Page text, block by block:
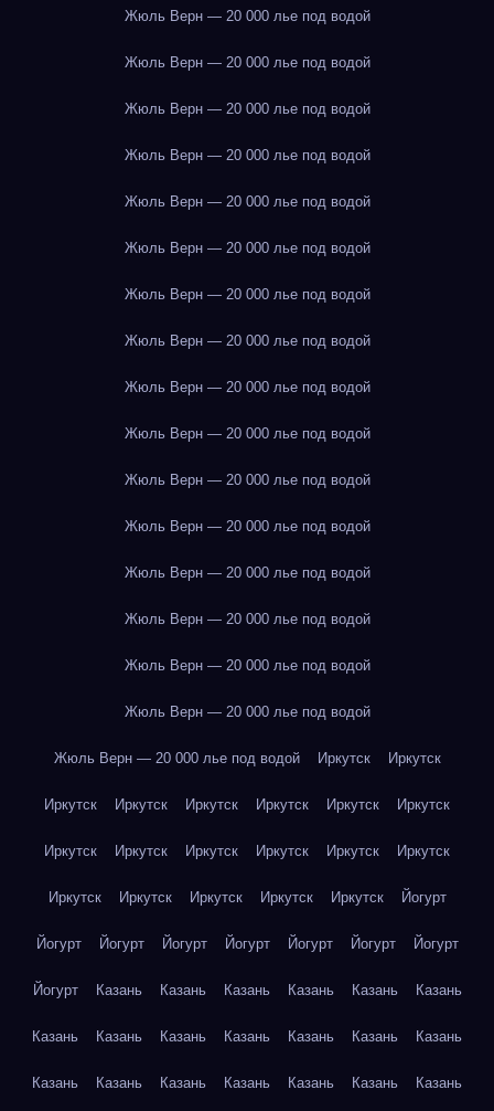
Жюль Верн — 20 000 лье под водой
Жюль Верн — 20 000 лье под водой
Жюль Верн — 20 000 лье под водой
Жюль Верн — 20 000 лье под водой
Жюль Верн — 20 000 лье под водой
Жюль Верн — 20 000 лье под водой
Жюль Верн — 20 000 лье под водой
Жюль Верн — 20 000 лье под водой
Жюль Верн — 20 000 лье под водой
Жюль Верн — 20 000 лье под водой
Жюль Верн — 20 000 лье под водой
Жюль Верн — 20 000 лье под водой
Жюль Верн — 20 000 лье под водой
Жюль Верн — 20 000 лье под водой
Жюль Верн — 20 000 лье под водой
Жюль Верн — 20 000 лье под водой
Жюль Верн — 20 000 лье под водой Иркутск Иркутск
Иркутск Иркутск Иркутск Иркутск Иркутск Иркутск
Иркутск Иркутск Иркутск Иркутск Иркутск Иркутск
Иркутск Иркутск Иркутск Иркутск Иркутск Йогурт
Йогурт Йогурт Йогурт Йогурт Йогурт Йогурт Йогурт
Йогурт Казань Казань Казань Казань Казань Казань
Казань Казань Казань Казань Казань Казань Казань
Казань Казань Казань Казань Казань Казань Казань